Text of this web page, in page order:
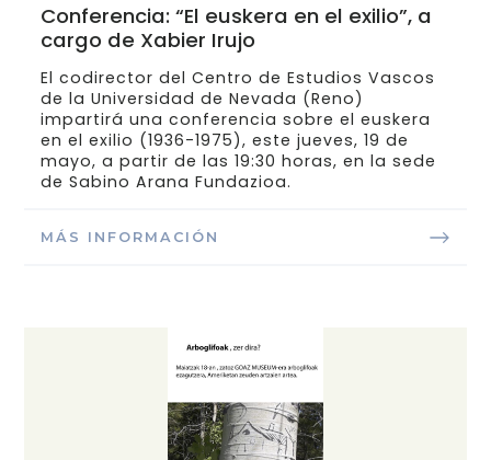
Conferencia: “El euskera en el exilio”, a
cargo de Xabier Irujo
El codirector del Centro de Estudios Vascos
de la Universidad de Nevada (Reno)
impartirá una conferencia sobre el euskera
en el exilio (1936-1975), este jueves, 19 de
mayo, a partir de las 19:30 horas, en la sede
de Sabino Arana Fundazioa.
MÁS INFORMACIÓN